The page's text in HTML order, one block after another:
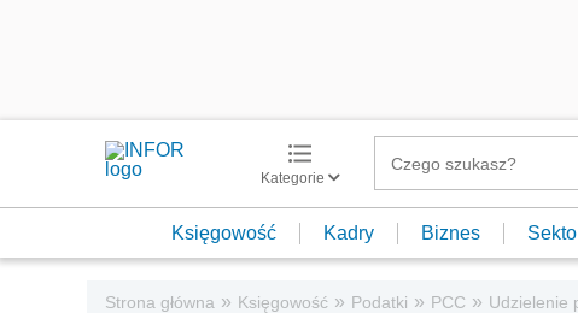
Kategorie
Księgowość Kadry Biznes
Strona główna » Księgowość » Podatki » PCC » Udzielenie